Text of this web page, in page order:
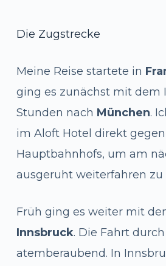
Die Zugstrecke
Meine Reise startete in
ging es zunächst mit dem
Stunden nach München.
im Aloft Hotel direkt
Hauptbahnhofs, um am
ausgeruht weiterfahren zu
Früh ging es weiter mit
Innsbruck. Die Fahrt
atemberaubend. In